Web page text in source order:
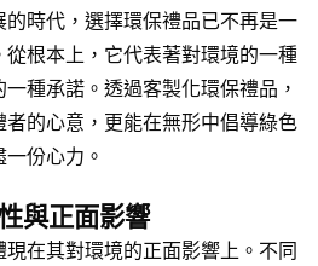
時代，選擇環保禮品已不再是一
根本上，它代表著對環境的一種
種承諾。透過客製化環保禮品，
的心意，更能在無形中倡導綠色
份心力。
與正面影響
在其對環境的正面影響上。不同